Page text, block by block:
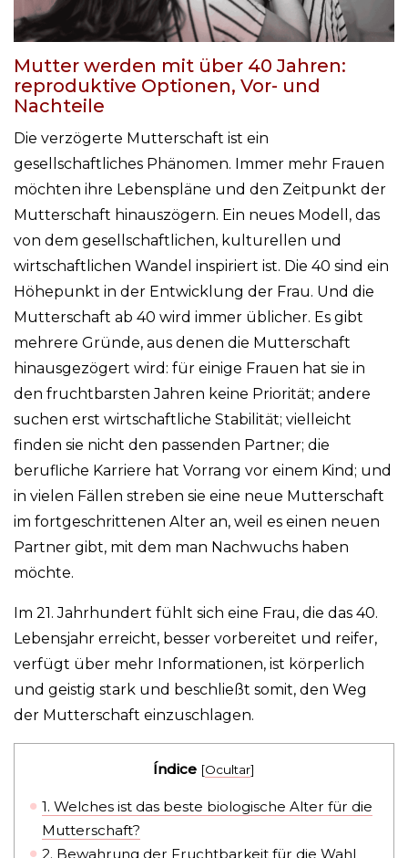
Mutter werden mit über 40 Jahren:
reproduktive Optionen, Vor- und
Nachteile
Die verzögerte Mutterschaft ist ein
gesellschaftliches Phänomen. Immer mehr Frauen
möchten ihre Lebenspläne und den Zeitpunkt der
Mutterschaft hinauszögern. Ein neues Modell, das
von dem gesellschaftlichen, kulturellen und
wirtschaftlichen Wandel inspiriert ist. Die 40 sind ein
Höhepunkt in der Entwicklung der Frau. Und die
Mutterschaft ab 40 wird immer üblicher. Es gibt
mehrere Gründe, aus denen die Mutterschaft
hinausgezögert wird: für einige Frauen hat sie in
den fruchtbarsten Jahren keine Priorität; andere
suchen erst wirtschaftliche Stabilität; vielleicht
finden sie nicht den passenden Partner; die
berufliche Karriere hat Vorrang vor einem Kind; und
in vielen Fällen streben sie eine neue Mutterschaft
im fortgeschrittenen Alter an, weil es einen neuen
Partner gibt, mit dem man Nachwuchs haben
möchte.
Im 21. Jahrhundert fühlt sich eine Frau, die das 40.
Lebensjahr erreicht, besser vorbereitet und reifer,
verfügt über mehr Informationen, ist körperlich
und geistig stark und beschließt somit, den Weg
der Mutterschaft einzuschlagen.
Índice [Ocultar]
1. Welches ist das beste biologische Alter für die
Mutterschaft?
2. Bewahrung der Fruchtbarkeit für die Wahl